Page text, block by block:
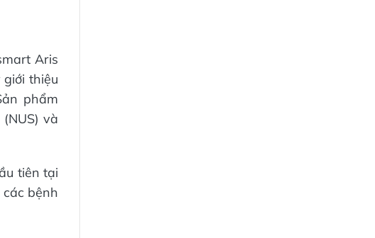
Aris
thiệu
phẩm
và
tiên tại
bệnh